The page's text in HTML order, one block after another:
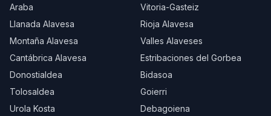
Araba
Vitoria-Gasteiz
Llanada Alavesa
Rioja Alavesa
Montaña Alavesa
Valles Alaveses
Cantábrica Alavesa
Estribaciones del Gorbea
Donostialdea
Bidasoa
Tolosaldea
Goierri
Urola Kosta
Debagoiena